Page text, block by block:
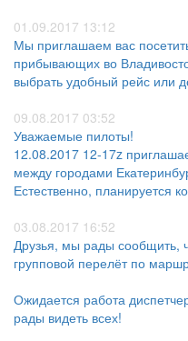
01.09.2017 13:12
Мы приглашаем вас
прибывающих во
выбрать удобный рейс или
09.08.2017 03:52
Уважаемые пилоты!
12.08.2017 12-17z
между городами
Естественно, планируется
03.08.2017 16:52
Друзья, мы рады сообщить,
групповой перелёт по
Ожидается работа
рады видеть всех!